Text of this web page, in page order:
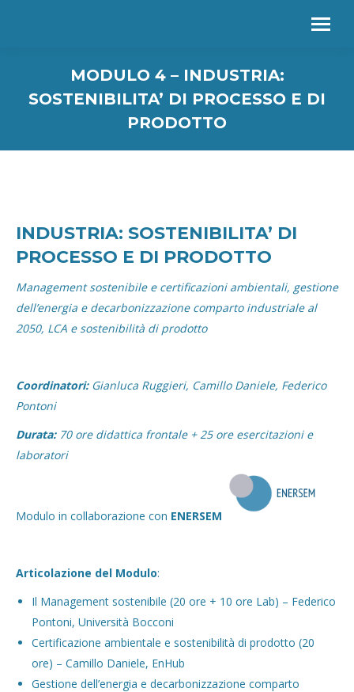
MODULO 4 – INDUSTRIA:
SOSTENIBILITA’ DI PROCESSO E DI
PRODOTTO
INDUSTRIA: SOSTENIBILITA’ DI
PROCESSO E DI PRODOTTO
Management sostenibile e certificazioni ambientali, gestione
dell’energia e decarbonizzazione comparto industriale al
2050, LCA e sostenibilità di prodotto
Coordinatori: Gianluca Ruggieri, Camillo Daniele, Federico
Pontoni
Durata:70 ore didattica frontale + 25 ore esercitazioni e
laboratori
Modulo in collaborazione con ENERSEM
Articolazione del Modulo:
Il Management sostenibile (20 ore + 10 ore Lab) – Federico
Pontoni, Università Bocconi
Certificazione ambientale e sostenibilità di prodotto (20
ore) – Camillo Daniele, EnHub
Gestione dell’energia e decarbonizzazione comparto